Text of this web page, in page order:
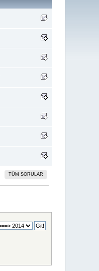
TÜM SORULAR